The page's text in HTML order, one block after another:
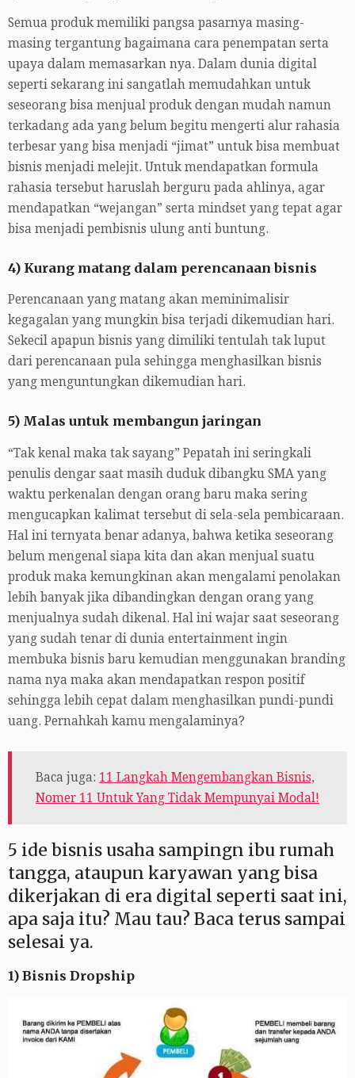
Semua produk memiliki pangsa pasarnya masing-
masing tergantung bagaimana cara penempatan serta
upaya dalam memasarkan nya. Dalam dunia digital
seperti sekarang ini sangatlah memudahkan untuk
seseorang bisa menjual produk dengan mudah namun
terkadang ada yang belum begitu mengerti alur rahasia
terbesar yang bisa menjadi “jimat” untuk bisa membuat
bisnis menjadi melejit. Untuk mendapatkan formula
rahasia tersebut haruslah berguru pada ahlinya, agar
mendapatkan “wejangan” serta mindset yang tepat agar
bisa menjadi pembisnis ulung anti buntung.
4) Kurang matang dalam perencanaan bisnis
Perencanaan yang matang akan meminimalisir
kegagalan yang mungkin bisa terjadi dikemudian hari.
Sekecil apapun bisnis yang dimiliki tentulah tak luput
dari perencanaan pula sehingga menghasilkan bisnis
yang menguntungkan dikemudian hari.
5) Malas untuk membangun jaringan
“Tak kenal maka tak sayang” Pepatah ini seringkali
penulis dengar saat masih duduk dibangku SMA yang
waktu perkenalan dengan orang baru maka sering
mengucapkan kalimat tersebut di sela-sela pembicaraan.
Hal ini ternyata benar adanya, bahwa ketika seseorang
belum mengenal siapa kita dan akan menjual suatu
produk maka kemungkinan akan mengalami penolakan
lebih banyak jika dibandingkan dengan orang yang
menjualnya sudah dikenal. Hal ini wajar saat seseorang
yang sudah tenar di dunia entertainment ingin
membuka bisnis baru kemudian menggunakan branding
nama nya maka akan mendapatkan respon positif
sehingga lebih cepat dalam menghasilkan pundi-pundi
uang. Pernahkah kamu mengalaminya?
Baca juga: 11 Langkah Mengembangkan Bisnis,
Nomer 11 Untuk Yang Tidak Mempunyai Modal!
5 ide bisnis usaha sampingn ibu rumah
tangga, ataupun karyawan yang bisa
dikerjakan di era digital seperti saat ini,
apa saja itu? Mau tau? Baca terus sampai
selesai ya.
1) Bisnis Dropship